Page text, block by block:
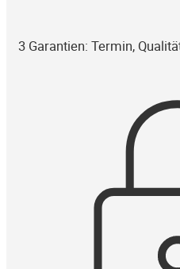
3 Garantien: Termin,